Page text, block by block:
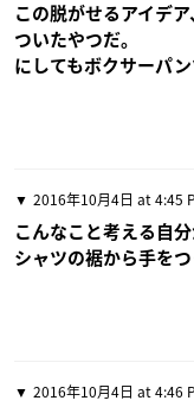
この脱がせるアイデ
ついたやつだ。
にしてもボクサーパ
2016年10月4日 at 4:45
こんなこと考える自
シャツの裾から手を
2016年10月4日 at 4:46